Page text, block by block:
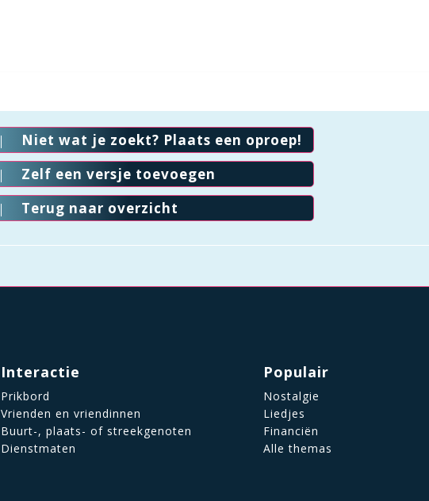
Niet wat je zoekt? Plaats een oproep!
Zelf een versje toevoegen
Terug naar overzicht
Interactie
Prikbord
Vrienden en vriendinnen
Buurt-, plaats- of streekgenoten
Dienstmaten
Populair
Nostalgie
Liedjes
Financiën
Alle themas